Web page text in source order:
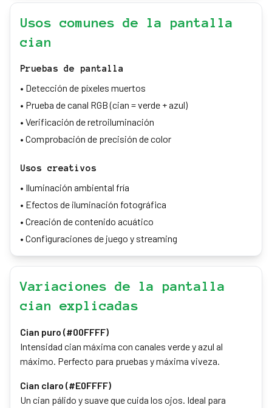
Usos comunes de la pantalla
cian
Pruebas de pantalla
• Detección de píxeles muertos
• Prueba de canal RGB (cian = verde + azul)
• Verificación de retroiluminación
• Comprobación de precisión de color
Usos creativos
• Iluminación ambiental fría
• Efectos de iluminación fotográfica
• Creación de contenido acuático
• Configuraciones de juego y streaming
Variaciones de la pantalla
cian explicadas
Cian puro (#00FFFF)
Intensidad cian máxima con canales verde y azul al
máximo. Perfecto para pruebas y máxima viveza.
Cian claro (#E0FFFF)
Un cian pálido y suave que cuida los ojos. Ideal para